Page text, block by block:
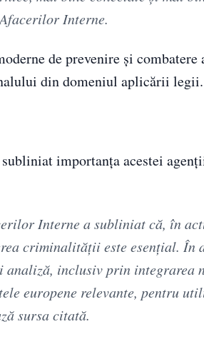
Interne.
de prevenire și combatere
din domeniul aplicării legii.
importanța acestei
Interne a subliniat că, în
criminalității este esențial. În
analiză, inclusiv prin integrarea
europene relevante, pentru
sursa citată.